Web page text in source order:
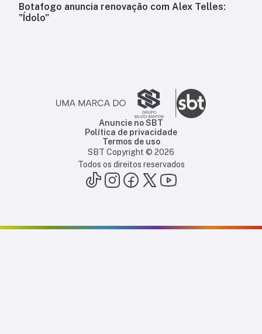
Botafogo anuncia renovação com Alex Telles:
"Ídolo"
Anuncie no SBT
Política de privacidade
Termos de uso
SBT Copyright © 2026
Todos os direitos reservados